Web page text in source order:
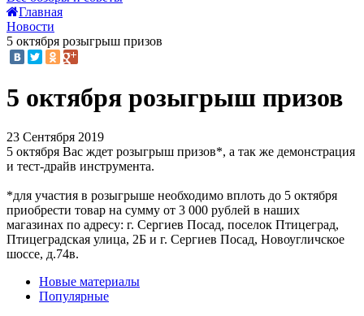
Главная
Новости
5 октября розыгрыш призов
5 октября розыгрыш призов
23 Сентября 2019
5 октября Вас ждет розыгрыш призов*, а так же демонстрация
и тест-драйв инструмента.
*для участия в розыгрыше необходимо вплоть до 5 октября
приобрести товар на сумму от 3 000 рублей в наших
магазинах по адресу: г. Сергиев Посад, поселок Птицеград,
Птицеградская улица, 2Б и г. Сергиев Посад, Новоугличское
шоссе, д.74в.
Новые материалы
Популярные